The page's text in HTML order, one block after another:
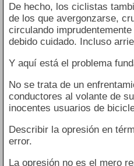
De hecho, los ciclistas
de los que avergonzarse,
circulando
debido cuidado. Incluso
Y aquí está el problema
No se trata de un
conductores al volante de
inocentes usuarios de
Describir la opresión en
error.
La opresión no es el mero